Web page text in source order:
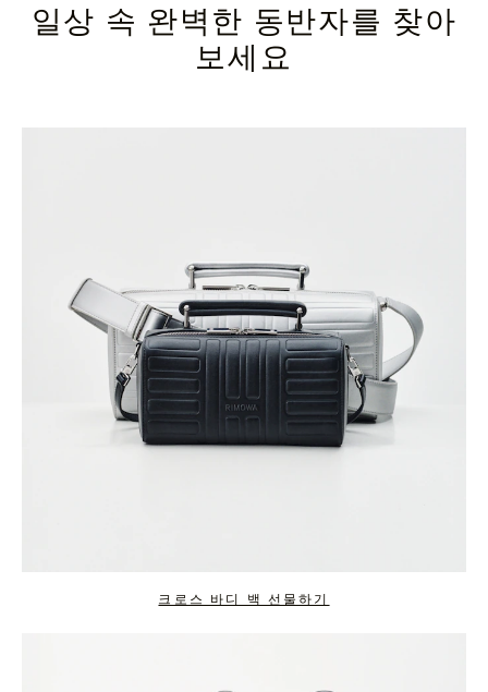
일상 속 완벽한 동반자를 찾아
보세요
크로스 바디 백 선물하기